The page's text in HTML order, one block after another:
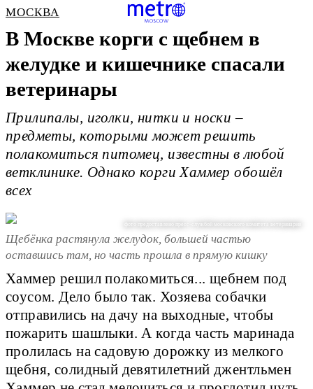
МОСКВА
В Москве корги с щебнем в
желудке и кишечнике спасали
ветеринары
Прилипалы, иголки, нитки и носки –
предметы, которыми может решить
полакомиться питомец, известны в любой
ветклинике. Однако корги Хаммер обошёл
всех
фото предоставлено пресс-службой московского комитета ветеринарии
Щебёнка растянула желудок, большей частью
оставшись там, но часть прошла в прямую кишку
Хаммер решил полакомиться... щебнем под
соусом. Дело было так. Хозяева собачки
отправились на дачу на выходные, чтобы
пожарить шашлыки. А когда часть маринада
пролилась на садовую дорожку из мелкого
щебня, солидный девятилетний джентльмен